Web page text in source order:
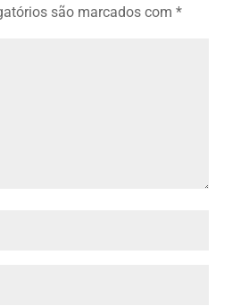
são marcados com*